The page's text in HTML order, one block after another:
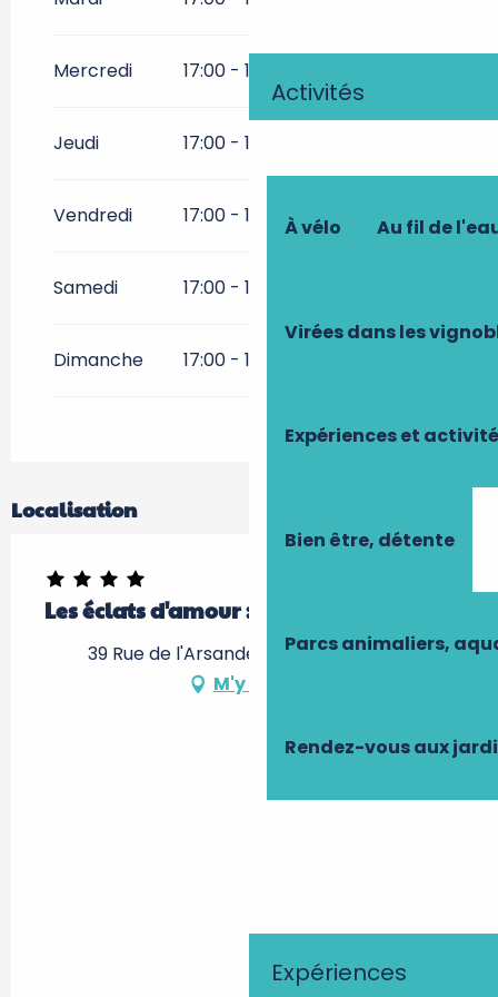
Activités
À vélo Au fil de
Virées dans les
Expériences et
Bien être, détente
Parcs animaliers,
Rendez-vous aux
Expériences
Mercredi 17:00 - 11:00
Jeudi 17:00 - 11:00
Vendredi 17:00 - 11:00
Samedi 17:00 - 11:00
Dimanche 17:00 - 11:00
Localisation
Les éclats d'amour : suite Séléné
39 Rue de l'Arsanderie, 37530 Chargé
M'y rendre